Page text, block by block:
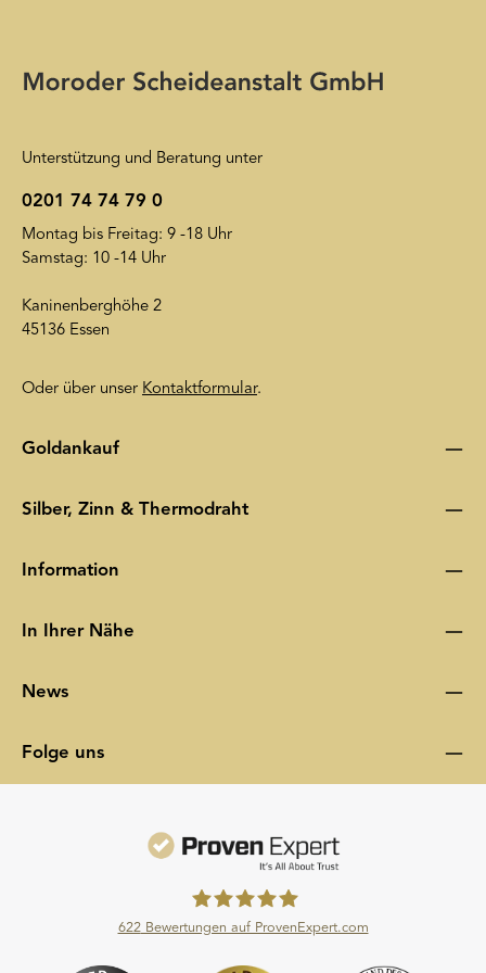
Datenschutzerklärungwird insoweit verwiesen.
Unterstützung und Beratung unter
0201 74 74 79 0
Montag bis Freitag: 9 -18 Uhr
Samstag: 10 -14 Uhr
Kaninenberghöhe 2
45136 Essen
Oder über unser Kontaktformular.
Goldankauf
Silber, Zinn & Thermodraht
Information
In Ihrer Nähe
News
Folge uns
Moroder Scheideanstalt GmbH
622Bewertungen auf ProvenExpert.com